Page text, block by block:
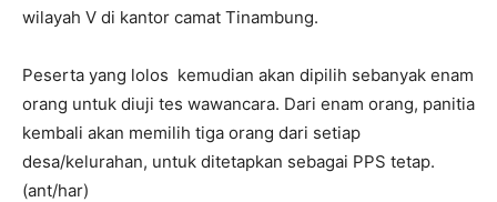
wilayah V di kantor camat Tinambung.
Peserta yang lolos kemudian akan dipilih sebanyak enam
orang untuk diuji tes wawancara. Dari enam orang, panitia
kembali akan memilih tiga orang dari setiap
desa/kelurahan, untuk ditetapkan sebagai PPS tetap.
(ant/har)